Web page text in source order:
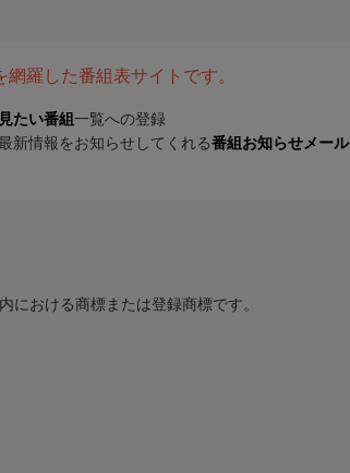
羅した番組表サイトです。
見たい番組 一覧への登録
新情報をお知らせしてくれる番組お知らせメール
における商標または登録商標です。